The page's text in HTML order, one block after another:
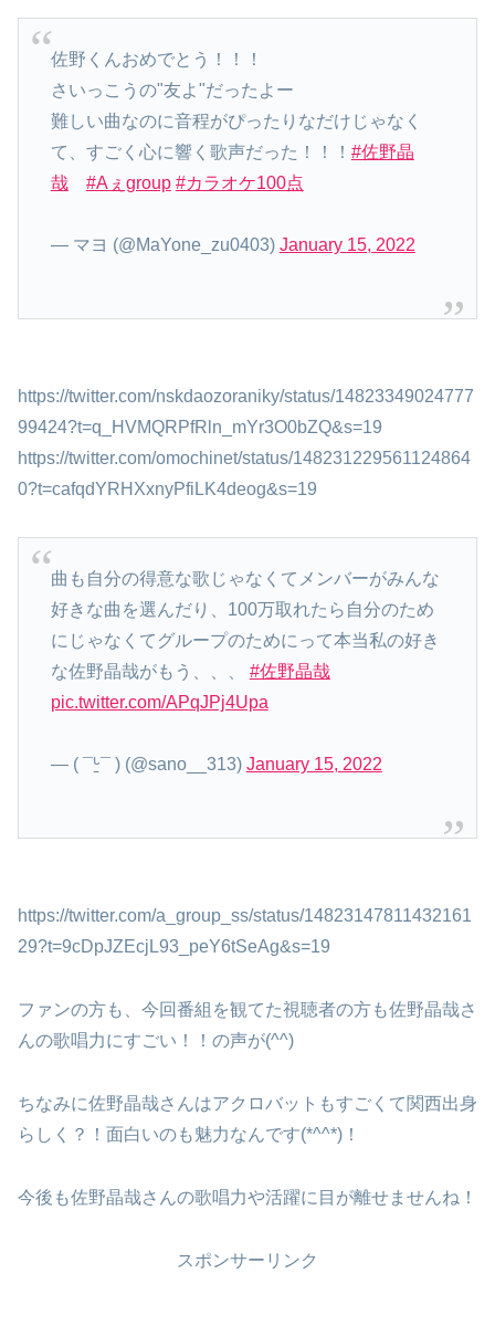
佐野くんおめでとう！！！
さいっこうの"友よ"だったよー
難しい曲なのに音程がぴったりなだけじゃなく
て、すごく心に響く歌声だった！！！ #佐野晶
哉
#Aぇgroup #カラオケ100点
— マヨ (@MaYone_zu0403) January 15, 2022
https://twitter.com/nskdaozoraniky/status/14823349024777
99424?t=q_HVMQRPfRln_mYr3O0bZQ&s=19
https://twitter.com/omochinet/status/148231229561124864
0?t=cafqdYRHXxnyPfiLK4deog&s=19
曲も自分の得意な歌じゃなくてメンバーがみんな
好きな曲を選んだり、100万取れたら自分のため
にじゃなくてグループのためにって本当私の好き
な佐野晶哉がもう、、、 #佐野晶哉
pic.twitter.com/APqJPj4Upa
— ( ¯ᒡ̱¯ ) (@sano__313) January 15, 2022
https://twitter.com/a_group_ss/status/14823147811432161
29?t=9cDpJZEcjL93_peY6tSeAg&s=19
ファンの方も、今回番組を観てた視聴者の方も佐野晶哉さ
んの歌唱力にすごい！！の声が(^^)
ちなみに佐野晶哉さんはアクロバットもすごくて関西出身
らしく？！面白いのも魅力なんです(*^^*)！
今後も佐野晶哉さんの歌唱力や活躍に目が離せませんね！
スポンサーリンク